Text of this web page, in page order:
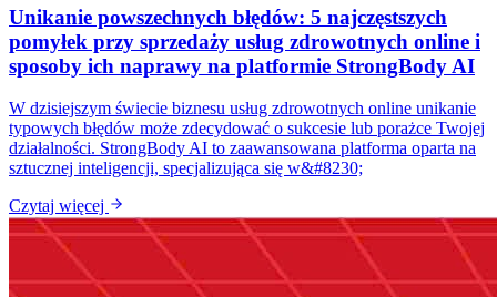
Unikanie powszechnych błędów: 5 najczęstszych
pomyłek przy sprzedaży usług zdrowotnych online i
sposoby ich naprawy na platformie StrongBody AI
W dzisiejszym świecie biznesu usług zdrowotnych online unikanie
typowych błędów może zdecydować o sukcesie lub porażce Twojej
działalności. StrongBody AI to zaawansowana platforma oparta na
sztucznej inteligencji, specjalizująca się w&#8230;
Czytaj więcej